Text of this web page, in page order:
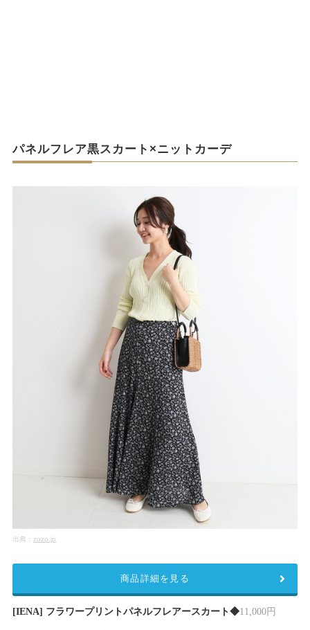
パネルフレア黒スカート×ニットカーデ
出典： zozo.jp
[IENA] フラワープリントパネルフレアースカート◆11,000円
商品詳細を見る